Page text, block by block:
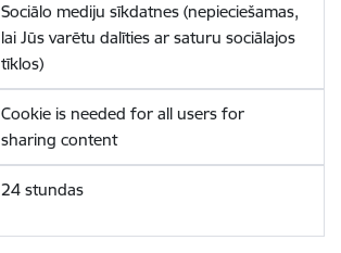
Sociālo mediju sīkdatnes (nepieciešamas,
lai Jūs varētu dalīties ar saturu sociālajos
tīklos)
Cookie is needed for all users for
sharing content
24 stundas